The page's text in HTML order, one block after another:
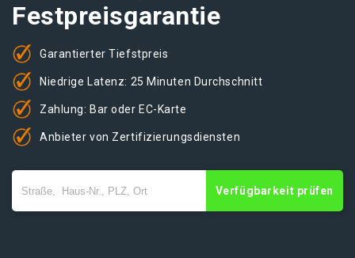
Festpreisgarantie
Garantierter Tiefstpreis
Niedrige Latenz: 25 Minuten Durchschnitt
Zahlung: Bar oder EC-Karte
Anbieter von Zertifizierungsdiensten
Verfügbarkeit prüfen